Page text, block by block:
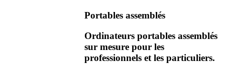
Portables assemblés
Ordinateurs portables assemblés
sur mesure pour les
professionnels et les particuliers.